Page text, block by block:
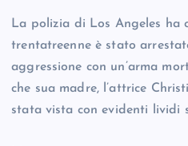
La polizia di Los Angeles ha
trentatreenne è stato
aggressione con un’arma
che sua madre, l’attrice
stata vista con evidenti lividi